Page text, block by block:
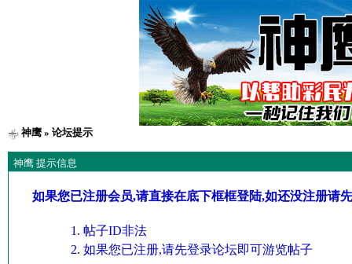
神鹰» 论坛提示
神鹰 提示信息
如果您已注册会员,请直接在底下框框登陆,如还没注册请
帖子ID非法
如果您已注册,请先登录论坛即可游览帖子